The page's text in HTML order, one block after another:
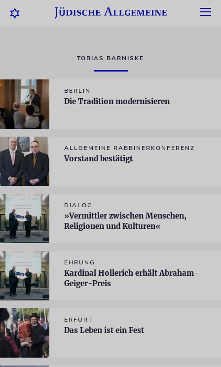
TOBIAS BARNISKE
BERLIN
Die Tradition modernisieren
ALLGEMEINE RABBINERKONFERENZ
Vorstand bestätigt
DIALOG
»Vermittler zwischen Menschen,
Religionen und Kulturen«
EHRUNG
Kardinal Hollerich erhält Abraham-
Geiger-Preis
ERFURT
Das Leben ist ein Fest